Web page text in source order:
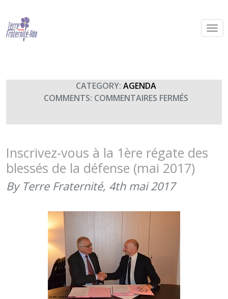
2ème régate des blessés (2-3 juin)
By Terre Fraternité,
CATEGORY: AGENDA
COMMENTS: COMMENTAIRES FERMÉS
RÉGATE
BLESSÉS
(2-
3
Inscrivez-vous à la 1ère régate des
blessés de la défense (mai 2017)
By Terre Fraternité, 4th mai 2017